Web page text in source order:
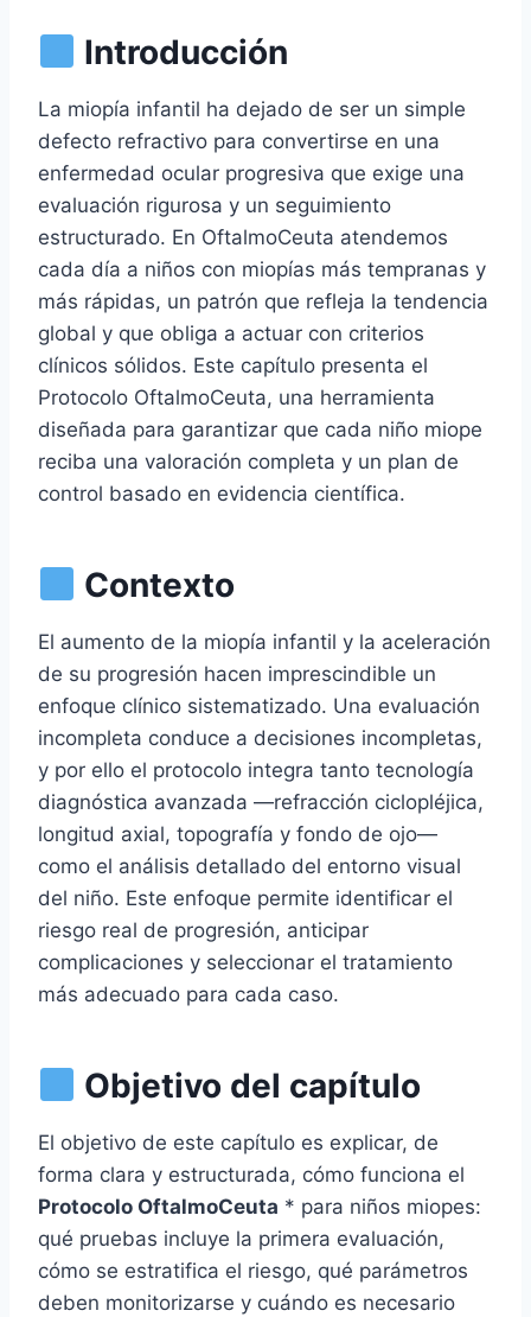
Introducción
La miopía infantil ha dejado de ser un simple
defecto refractivo para convertirse en una
enfermedad ocular progresiva que exige una
evaluación rigurosa y un seguimiento
estructurado. En OftalmoCeuta atendemos
cada día a niños con miopías más tempranas y
más rápidas, un patrón que refleja la tendencia
global y que obliga a actuar con criterios
clínicos sólidos. Este capítulo presenta el
Protocolo OftalmoCeuta, una herramienta
diseñada para garantizar que cada niño miope
reciba una valoración completa y un plan de
control basado en evidencia científica.
Contexto
El aumento de la miopía infantil y la aceleración
de su progresión hacen imprescindible un
enfoque clínico sistematizado. Una evaluación
incompleta conduce a decisiones incompletas,
y por ello el protocolo integra tanto tecnología
diagnóstica avanzada —refracción ciclopléjica,
longitud axial, topografía y fondo de ojo—
como el análisis detallado del entorno visual
del niño. Este enfoque permite identificar el
riesgo real de progresión, anticipar
complicaciones y seleccionar el tratamiento
más adecuado para cada caso.
Objetivo del capítulo
El objetivo de este capítulo es explicar, de
forma clara y estructurada, cómo funciona el
Protocolo OftalmoCeuta * para niños miopes:
qué pruebas incluye la primera evaluación,
cómo se estratifica el riesgo, qué parámetros
deben monitorizarse y cuándo es necesario